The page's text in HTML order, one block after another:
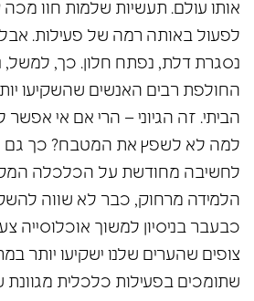
אותו עולם. תעשיות שלמות חוו
לפעול באותה רמה של פעילות.
נסגרת דלת, נפתח חלון. כך,
החולפת רבים האנשים שהשקיעו
הביתי. זה הגיוני – הרי אם אי
למה לא לשפץ את המטבח? כך גם
לחשיבה מחודשת על הכלכלה
הלמידה מרחוק, כבר לא שווה
כבעבר בניסיון למשוך אוכלוסייה
צופים שהערים שלנו ישקיעו יותר
שתומכים בפעילות כלכלית מגוונת